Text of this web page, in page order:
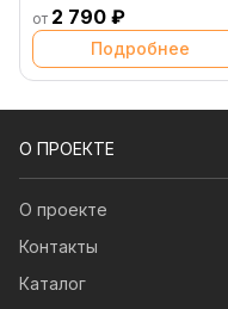
от 2 790 ₽
Подробнее
О ПРОЕКТЕ
О проекте
Контакты
Каталог